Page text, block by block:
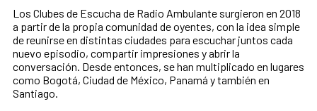
Los Clubes de Escucha de Radio Ambulante surgieron en 2018
a partir de la propia comunidad de oyentes, con la idea simple
de reunirse en distintas ciudades para escuchar juntos cada
nuevo episodio, compartir impresiones y abrir la
conversación. Desde entonces, se han multiplicado en lugares
como Bogotá, Ciudad de México, Panamá y también en
Santiago.